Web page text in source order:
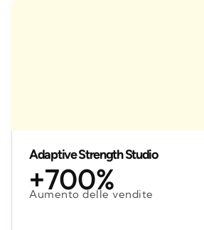
Adaptive Strength Studio
+700%
Aumento delle vendite